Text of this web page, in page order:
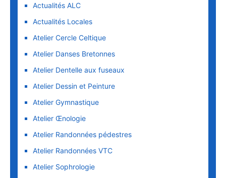
Actualités ALC
Actualités Locales
Atelier Cercle Celtique
Atelier Danses Bretonnes
Atelier Dentelle aux fuseaux
Atelier Dessin et Peinture
Atelier Gymnastique
Atelier Œnologie
Atelier Randonnées pédestres
Atelier Randonnées VTC
Atelier Sophrologie